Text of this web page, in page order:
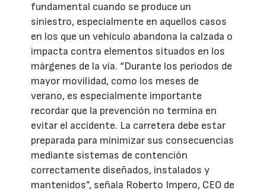
fundamental cuando se produce un
siniestro, especialmente en aquellos casos
en los que un vehículo abandona la calzada o
impacta contra elementos situados en los
márgenes de la vía. “Durante los periodos de
mayor movilidad, como los meses de
verano, es especialmente importante
recordar que la prevención no termina en
evitar el accidente. La carretera debe estar
preparada para minimizar sus consecuencias
mediante sistemas de contención
correctamente diseñados, instalados y
mantenidos”, señala Roberto Impero, CEO de